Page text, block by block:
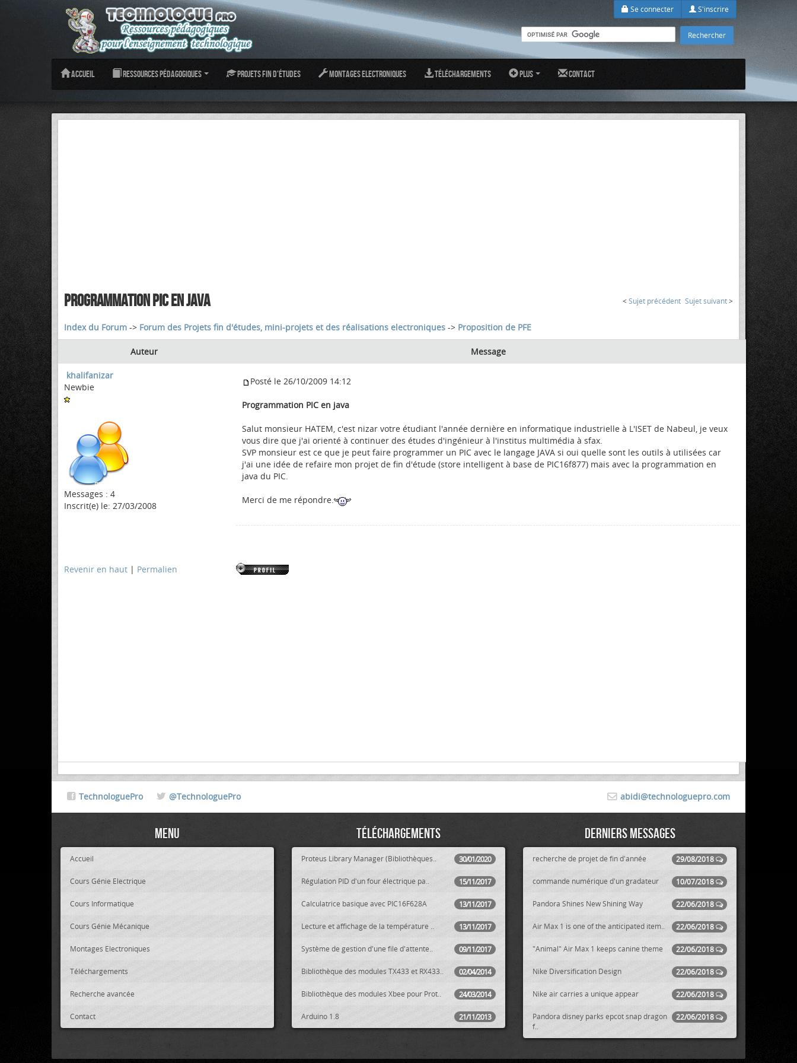
Se connecter S'inscrire
Accueil Ressources pédagogiques Projets fin d'études Montages Electroniques Téléchargements Plus Contact
PROGRAMMATION PIC EN JAVA < Sujet précédent Sujet suivant >
Index du Forum -> Forum des Projets fin d'études, mini-projets et des réalisations electroniques -> Proposition de PFE
Auteur Message
khalifanizar
Newbie
Messages : 4
Inscrit(e) le: 27/03/2008
Posté le 26/10/2009 14:12
Programmation PIC en java
Salut monsieur HATEM, c'est nizar votre étudiant l'année dernière en informatique industrielle à L'ISET de Nabeul, je veux
vous dire que j'ai orienté à continuer des études d'ingénieur à l'institus multimédia à sfax.
SVP monsieur est ce que je peut faire programmer un PIC avec le langage JAVA si oui quelle sont les outils à utilisées car
j'ai une idée de refaire mon projet de fin d'étude (store intelligent à base de PIC16f877) mais avec la programmation en
java du PIC.
Merci de me répondre.
Revenir en haut | Permalien
abidi@technologuepro.com
TechnologuePro @TechnologuePro
Menu
Accueil
Cours Génie Electrique
Cours Informatique
Cours Génie Mécanique
Montages Electroniques
Téléchargements
Recherche avancée
Contact
Téléchargements
30/01/2020
Proteus Library Manager (Bibliothèques..
15/11/2017
Régulation PID d'un four électrique pa..
13/11/2017
Calculatrice basique avec PIC16F628A
13/11/2017
Lecture et affichage de la température ..
09/11/2017
Système de gestion d'une file d'attente..
02/04/2014
Bibliothèque des modules TX433 et RX433..
24/03/2014
Bibliothèque des modules Xbee pour Prot..
21/11/2013
Arduino 1.8
Derniers messages
29/08/2018
recherche de projet de fin d'année
10/07/2018
commande numérique d'un gradateur
22/06/2018
Pandora Shines New Shining Way
22/06/2018
Air Max 1 is one of the anticipated item..
22/06/2018
"Animal" Air Max 1 keeps canine theme
22/06/2018
Nike Diversification Design
22/06/2018
Nike air carries a unique appear
22/06/2018
Pandora disney parks epcot snap dragon
f..